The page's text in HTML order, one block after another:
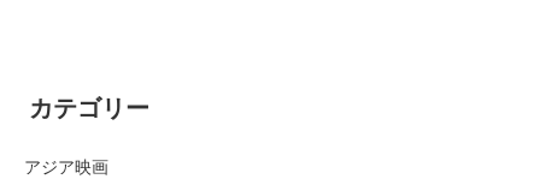
カテゴリー
アジア映画